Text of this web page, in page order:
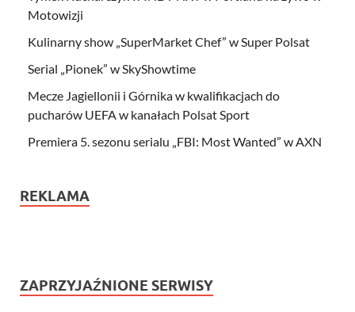
Motowizji
Kulinarny show „SuperMarket Chef” w Super Polsat
Serial „Pionek” w SkyShowtime
Mecze Jagiellonii i Górnika w kwalifikacjach do
pucharów UEFA w kanałach Polsat Sport
Premiera 5. sezonu serialu „FBI: Most Wanted” w AXN
REKLAMA
ZAPRZYJAŹNIONE SERWISY